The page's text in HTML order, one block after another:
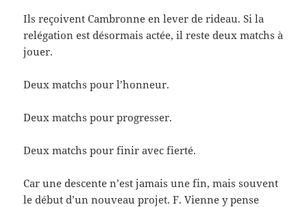
Ils reçoivent Cambronne en lever de rideau. Si la
relégation est désormais actée, il reste deux matchs à
jouer.
Deux matchs pour l’honneur.
Deux matchs pour progresser.
Deux matchs pour finir avec fierté.
Car une descente n’est jamais une fin, mais souvent
le début d’un nouveau projet. F. Vienne y pense